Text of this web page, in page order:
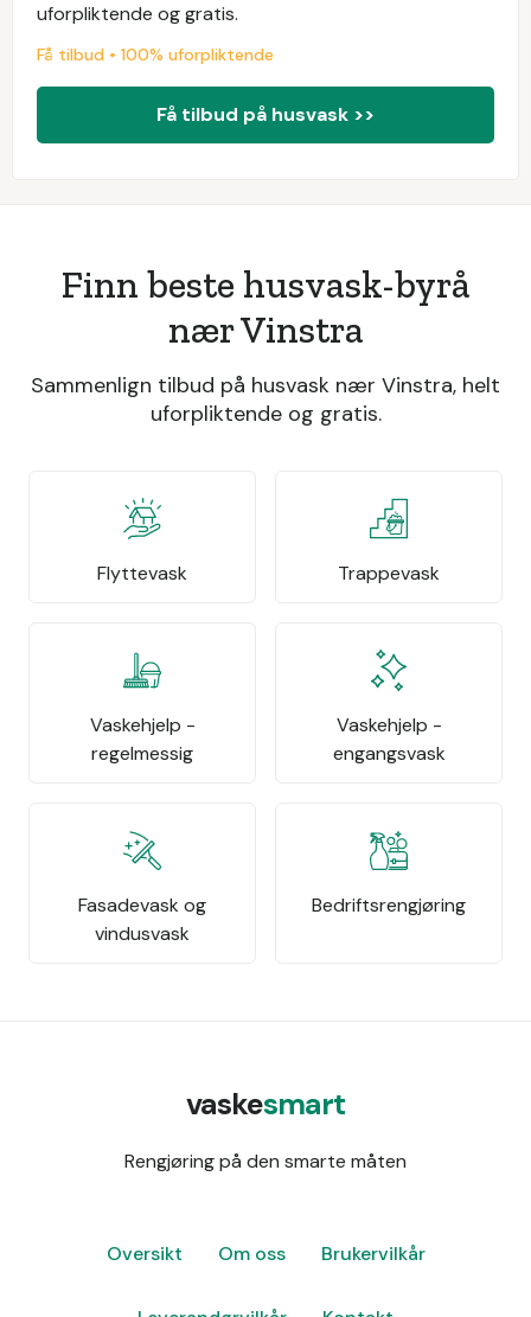
uforpliktende og gratis.
Få tilbud • 100% uforpliktende
Få tilbud på husvask >>
Finn beste husvask-byrå
nær Vinstra
Sammenlign tilbud på husvask nær Vinstra, helt
uforpliktende og gratis.
Flyttevask Trappevask
Vaskehjelp -
regelmessig
Vaskehjelp -
engangsvask
Fasadevask og
vindusvask
Bedriftsrengjøring
vaskesmart
Rengjøring på den smarte måten
Oversikt Om oss Brukervilkår